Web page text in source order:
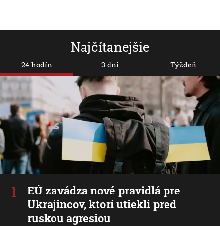
Najčítanejšie
24 hodín
EÚ zavádza nové pravidlá pre
Ukrajincov, ktorí utiekli pred
ruskou agresiou
3 dni Týždeň